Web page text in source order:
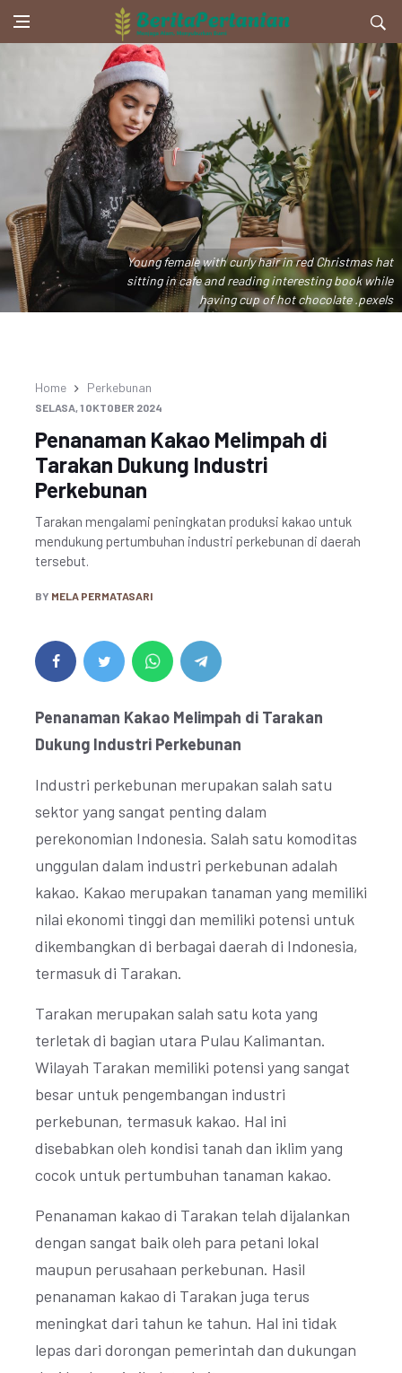
Young female with curly hair in red Christmas hat
sitting in cafe and reading interesting book while
having cup of hot chocolate .pexels
Home Perkebunan
SELASA, 1 OKTOBER 2024
Penanaman Kakao Melimpah di
Tarakan Dukung Industri
Perkebunan
Tarakan mengalami peningkatan produksi kakao untuk
mendukung pertumbuhan industri perkebunan di daerah
tersebut.
BY MELA PERMATASARI
Penanaman Kakao Melimpah di Tarakan
Dukung Industri Perkebunan
Industri perkebunan merupakan salah satu
sektor yang sangat penting dalam
perekonomian Indonesia. Salah satu komoditas
unggulan dalam industri perkebunan adalah
kakao. Kakao merupakan tanaman yang memiliki
nilai ekonomi tinggi dan memiliki potensi untuk
dikembangkan di berbagai daerah di Indonesia,
termasuk di Tarakan.
Tarakan merupakan salah satu kota yang
terletak di bagian utara Pulau Kalimantan.
Wilayah Tarakan memiliki potensi yang sangat
besar untuk pengembangan industri
perkebunan, termasuk kakao. Hal ini
disebabkan oleh kondisi tanah dan iklim yang
cocok untuk pertumbuhan tanaman kakao.
Penanaman kakao di Tarakan telah dijalankan
dengan sangat baik oleh para petani lokal
maupun perusahaan perkebunan. Hasil
penanaman kakao di Tarakan juga terus
meningkat dari tahun ke tahun. Hal ini tidak
lepas dari dorongan pemerintah dan dukungan